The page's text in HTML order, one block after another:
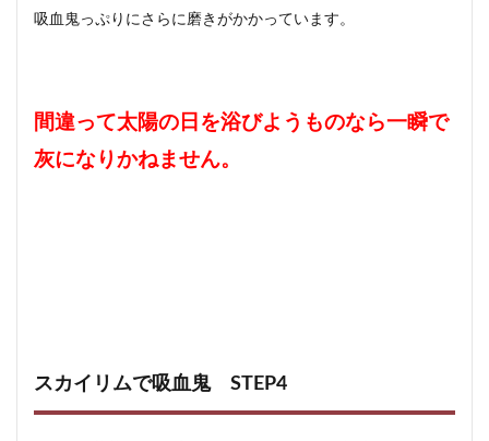
吸血鬼っぷりにさらに磨きがかかっています。
間違って太陽の日を浴びようものなら一瞬で
灰になりかねません。
スカイリムで吸血鬼 STEP4